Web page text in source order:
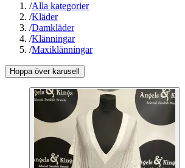
/Alla kategorier
/Kläder
/Damkläder
/Klänningar
/Maxiklänningar
Hoppa över karusell